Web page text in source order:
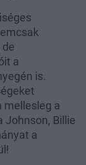
a
is.
mellesleg a
Johnson, Billie
a